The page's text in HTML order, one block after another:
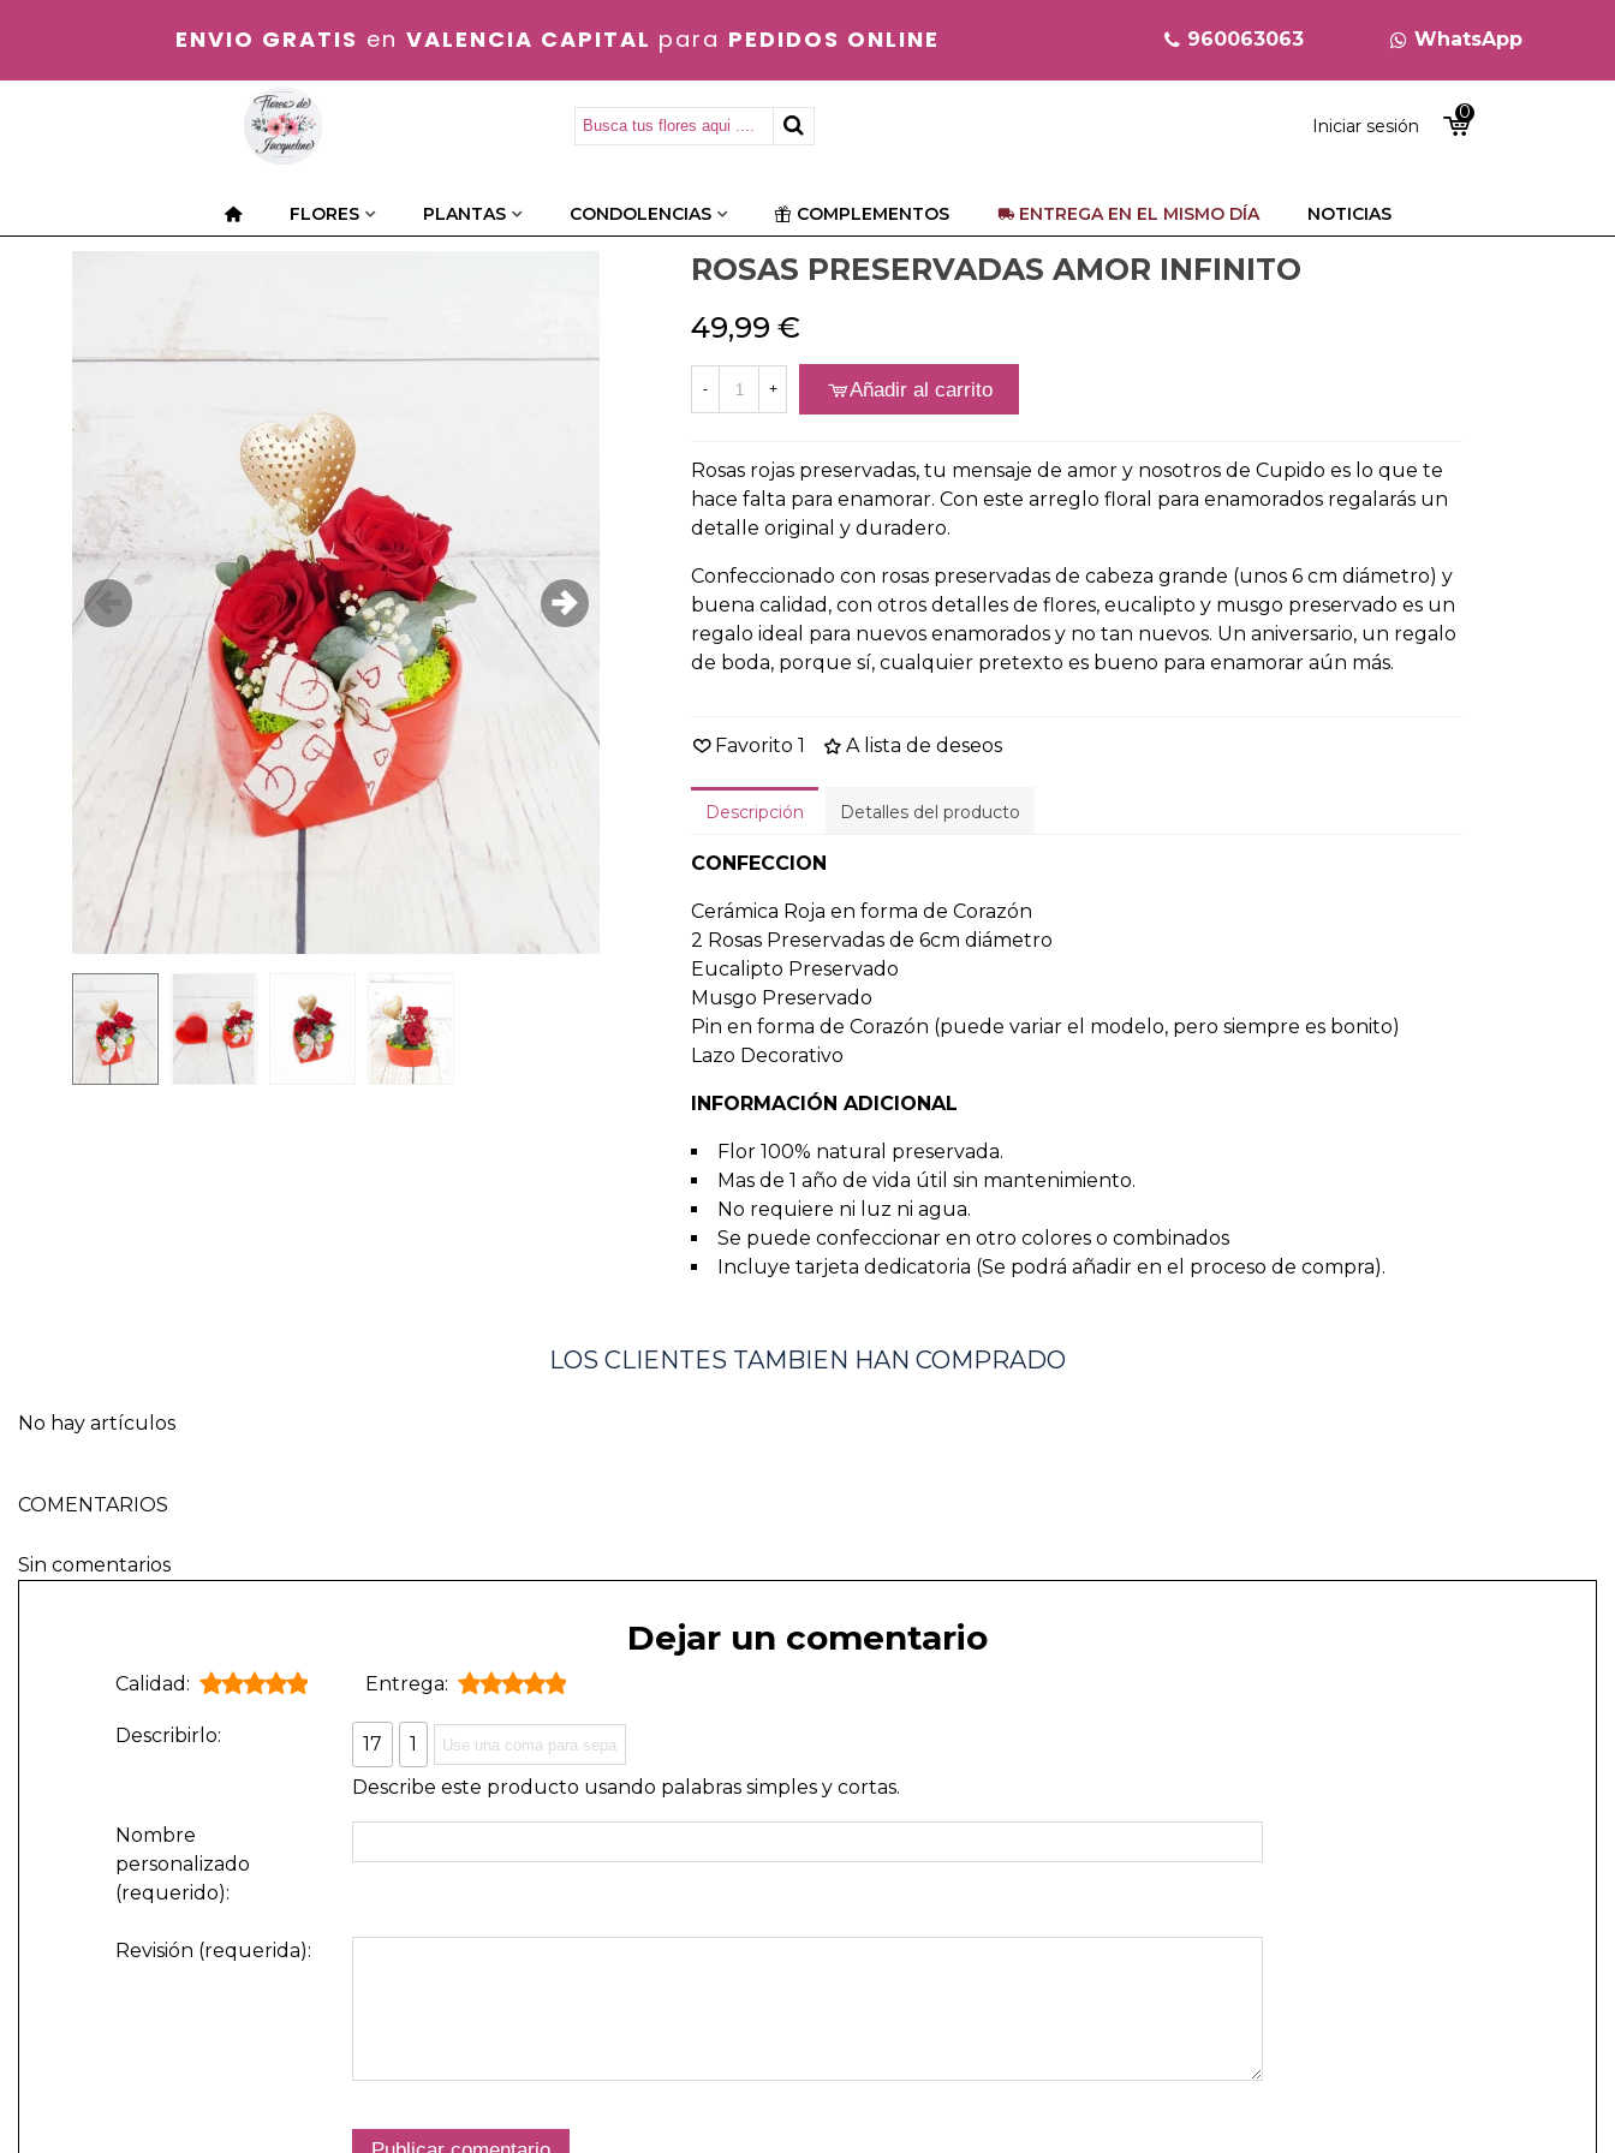
ENVIO GRATIS en VALENCIA CAPITAL para PEDIDOS ONLINE 960063063 WhatsApp
Iniciar sesión
0
FLORES PLANTAS CONDOLENCIAS COMPLEMENTOS ENTREGA EN EL MISMO DÍA NOTICIAS
ROSAS PRESERVADAS AMOR INFINITO
49,99 €
- + Añadir al carrito
Rosas rojas preservadas, tu mensaje de amor y nosotros de Cupido es lo que te
hace falta para enamorar. Con este arreglo floral para enamorados regalarás un
detalle original y duradero.
Confeccionado con rosas preservadas de cabeza grande (unos 6 cm diámetro) y
buena calidad, con otros detalles de flores, eucalipto y musgo preservado es un
regalo ideal para nuevos enamorados y no tan nuevos. Un aniversario, un regalo
de boda, porque sí, cualquier pretexto es bueno para enamorar aún más.
Favorito 1 A lista de deseos
Descripción Detalles del producto
CONFECCION
Cerámica Roja en forma de Corazón
2 Rosas Preservadas de 6cm diámetro
Eucalipto Preservado
Musgo Preservado
Pin en forma de Corazón (puede variar el modelo, pero siempre es bonito)
Lazo Decorativo
INFORMACIÓN ADICIONAL
Flor 100% natural preservada.
Mas de 1 año de vida útil sin mantenimiento.
No requiere ni luz ni agua.
Se puede confeccionar en otro colores o combinados
Incluye tarjeta dedicatoria (Se podrá añadir en el proceso de compra).
LOS CLIENTES TAMBIEN HAN COMPRADO
No hay artículos
COMENTARIOS
Sin comentarios
Dejar un comentario
Calidad: Entrega:
Describirlo: 17
1
Describe este producto usando palabras simples y cortas.
Nombre
personalizado
(requerido):
Revisión (requerida):